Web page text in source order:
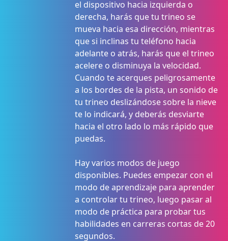
el dispositivo hacia izquierda o
derecha, harás que tu trineo se
mueva hacia esa dirección, mientras
que si inclinas tu teléfono hacia
adelante o atrás, harás que el trineo
acelere o disminuya la velocidad.
Cuando te acerques peligrosamente
a los bordes de la pista, un sonido de
tu trineo deslizándose sobre la nieve
te lo indicará, y deberás desviarte
hacia el otro lado lo más rápido que
puedas.
Hay varios modos de juego
disponibles. Puedes empezar con el
modo de aprendizaje para aprender
a controlar tu trineo, luego pasar al
modo de práctica para probar tus
habilidades en carreras cortas de 20
segundos.